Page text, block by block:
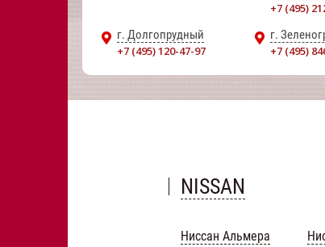
+7 (495)
г. Долгопрудный
+7 (495) 120-47-97
г.
+7 (495)
NISSAN
Ниссан Альмера